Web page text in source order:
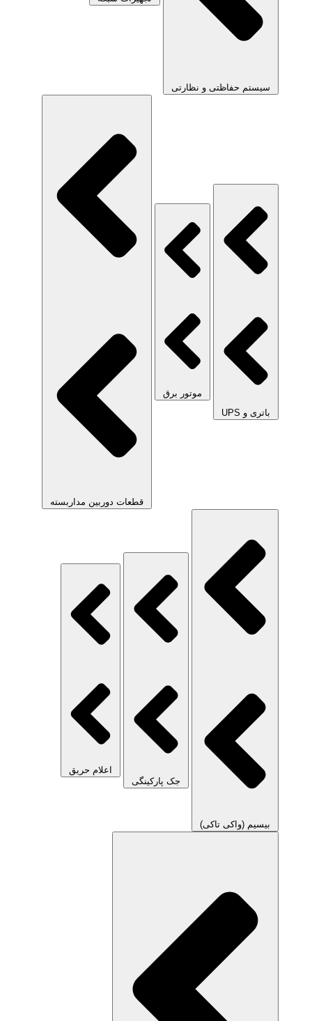
سیستم حفاظتی و نظارتی
باتری و UPS
موتور برق
قطعات دوربین مداربسته
بیسیم (واکی تاکی)
جک پارکینگی
اعلام حریق